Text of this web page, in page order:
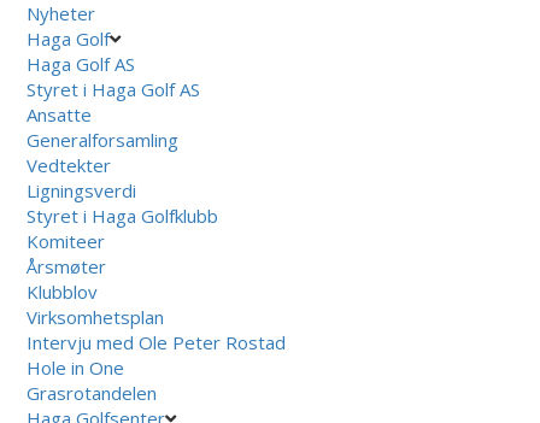
Nyheter
Haga Golf
Haga Golf AS
Styret i Haga Golf AS
Ansatte
Generalforsamling
Vedtekter
Ligningsverdi
Styret i Haga Golfklubb
Komiteer
Årsmøter
Klubblov
Virksomhetsplan
Intervju med Ole Peter Rostad
Hole in One
Grasrotandelen
Haga Golfsenter